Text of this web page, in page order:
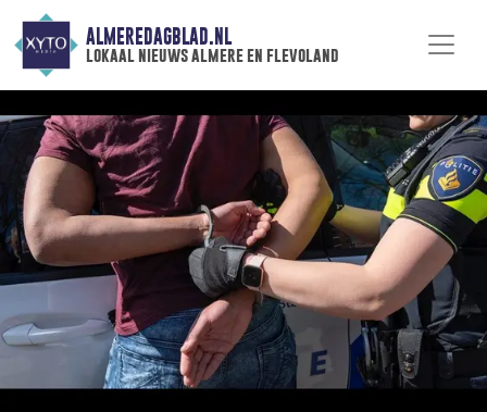
ALMEREDAGBLAD.NL
lokaal nieuws almere en flevoland